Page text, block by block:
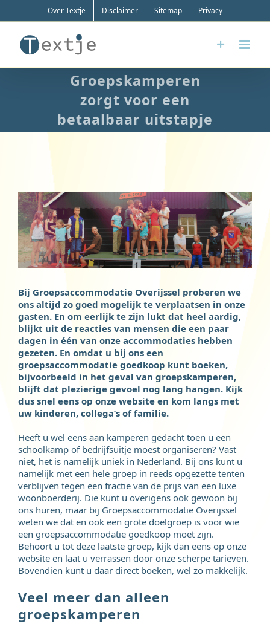
Over Textje Disclaimer Sitemap Privacy
Groepskamperen
zorgt voor een
betaalbaar uitstapje
Bekijk
grotere
afbeelding
Bij Groepsaccommodatie Overijssel proberen we
ons altijd zo goed mogelijk te verplaatsen in onze
gasten. En om eerlijk te zijn lukt dat heel aardig,
blijkt uit de reacties van mensen die een paar
dagen in één van onze accommodaties hebben
gezeten. En omdat u bij ons een
groepsaccommodatie goedkoop kunt boeken,
bijvoorbeeld in het geval van groepskamperen,
blijft dat plezierige gevoel nog lang hangen. Kijk
dus snel eens op onze website en kom langs met
uw kinderen, collega’s of familie.
Heeft u wel eens aan kamperen gedacht toen u een
schoolkamp of bedrijfsuitje moest organiseren? Vast
niet, het is namelijk uniek in Nederland. Bij ons kunt u
namelijk met een hele groep in reeds opgezette tenten
verblijven tegen een fractie van de prijs van een luxe
woonboerderij. Die kunt u overigens ook gewoon bij
ons huren, maar bij Groepsaccommodatie Overijssel
weten we dat en ook een grote doelgroep is voor wie
een groepsaccommodatie goedkoop moet zijn.
Behoort u tot deze laatste groep, kijk dan eens op onze
website en laat u verrassen door onze scherpe tarieven.
Bovendien kunt u daar direct boeken, wel zo makkelijk.
Veel meer dan alleen
groepskamperen